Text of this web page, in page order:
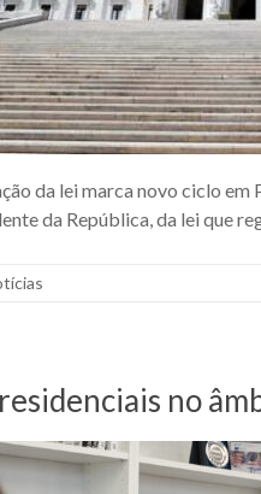
da lei marca novo ciclo
da República, da lei que
no